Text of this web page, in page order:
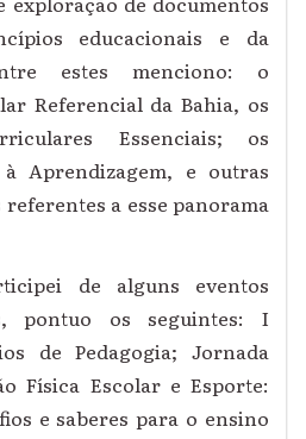
educacionais e da
estes menciono: o
Referencial da Bahia, os
Essenciais; os
Aprendizagem, e outras
a esse panorama
de alguns eventos
pontuo os seguintes: I
de Pedagogia; Jornada
Física Escolar e Esporte:
e saberes para o ensino